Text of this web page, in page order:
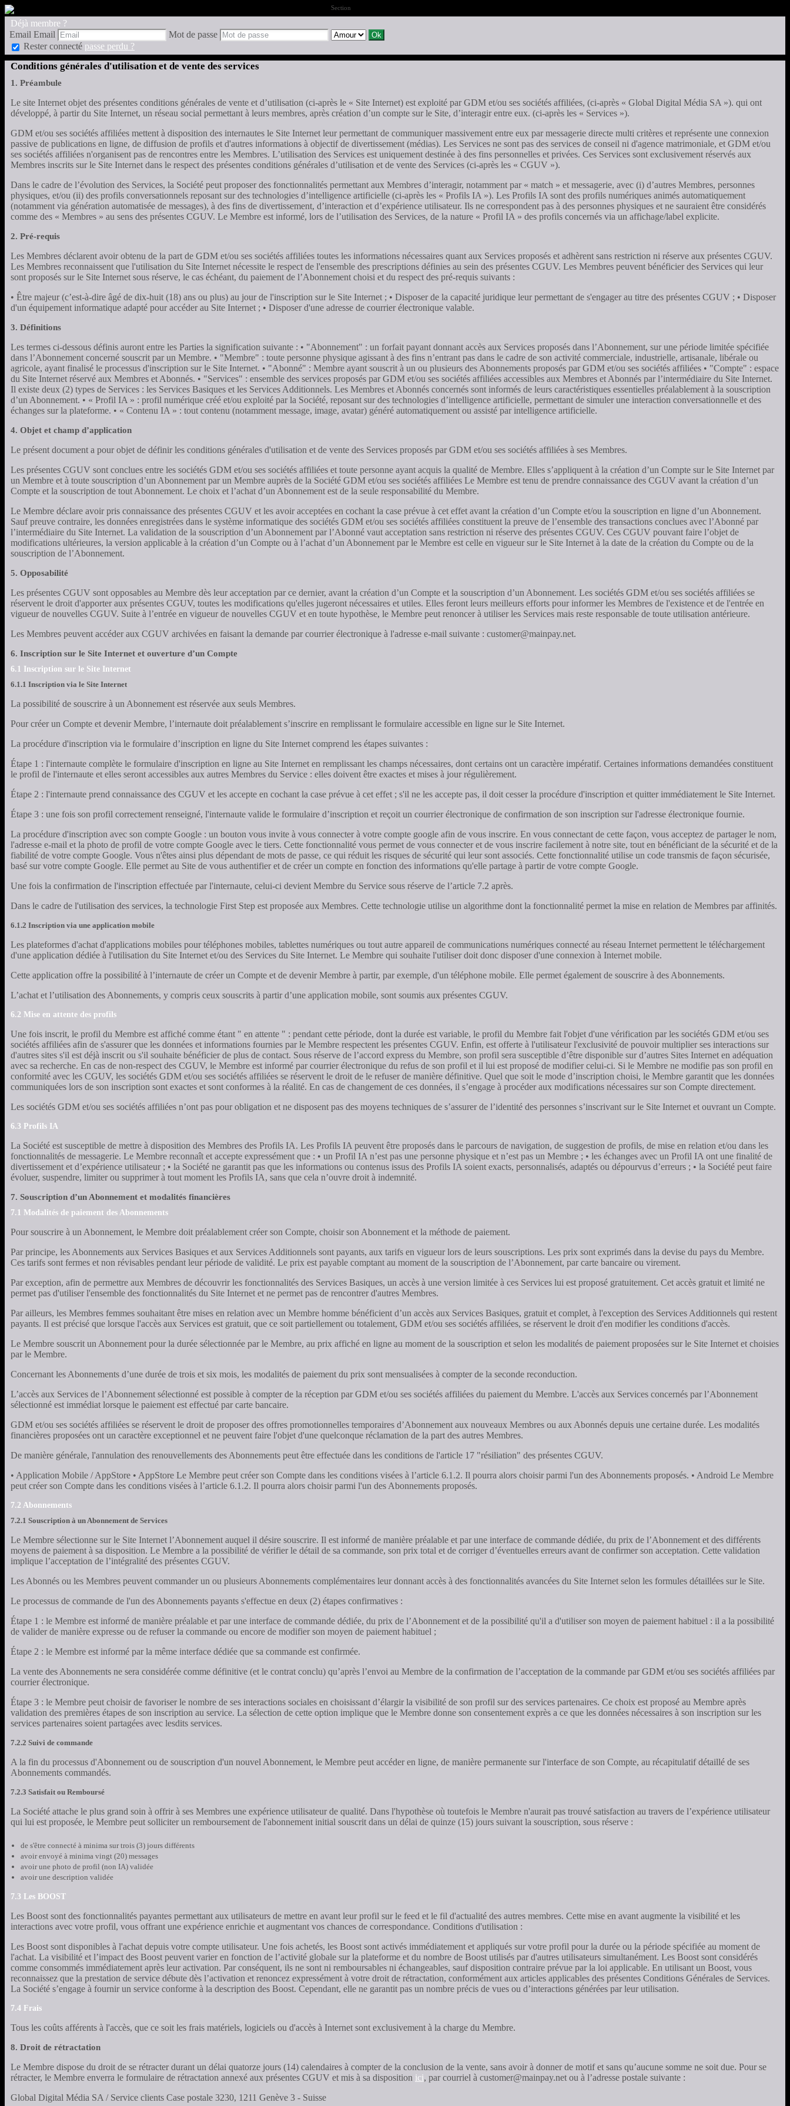
Déjà membre ?
Email Email Mot de passe
Section
Rester connecté passe perdu ?
Conditions générales d'utilisation et de vente des services
1. Préambule
Le site Internet objet des présentes conditions générales de vente et d’utilisation (ci-après le « Site Internet) est exploité par GDM et/ou ses sociétés affiliées, (ci-après « Global Digital Média SA »). qui ont
développé, à partir du Site Internet, un réseau social permettant à leurs membres, après création d’un compte sur le Site, d’interagir entre eux. (ci-après les « Services »).
GDM et/ou ses sociétés affiliées mettent à disposition des internautes le Site Internet leur permettant de communiquer massivement entre eux par messagerie directe multi critères et représente une connexion
passive de publications en ligne, de diffusion de profils et d'autres informations à objectif de divertissement (médias). Les Services ne sont pas des services de conseil ni d'agence matrimoniale, et GDM et/ou
ses sociétés affiliées n'organisent pas de rencontres entre les Membres. L’utilisation des Services est uniquement destinée à des fins personnelles et privées. Ces Services sont exclusivement réservés aux
Membres inscrits sur le Site Internet dans le respect des présentes conditions générales d’utilisation et de vente des Services (ci-après les « CGUV »).
Dans le cadre de l’évolution des Services, la Société peut proposer des fonctionnalités permettant aux Membres d’interagir, notamment par « match » et messagerie, avec (i) d’autres Membres, personnes
physiques, et/ou (ii) des profils conversationnels reposant sur des technologies d’intelligence artificielle (ci-après les « Profils IA »). Les Profils IA sont des profils numériques animés automatiquement
(notamment via génération automatisée de messages), à des fins de divertissement, d’interaction et d’expérience utilisateur. Ils ne correspondent pas à des personnes physiques et ne sauraient être considérés
comme des « Membres » au sens des présentes CGUV. Le Membre est informé, lors de l’utilisation des Services, de la nature « Profil IA » des profils concernés via un affichage/label explicite.
2. Pré-requis
Les Membres déclarent avoir obtenu de la part de GDM et/ou ses sociétés affiliées toutes les informations nécessaires quant aux Services proposés et adhèrent sans restriction ni réserve aux présentes CGUV.
Les Membres reconnaissent que l'utilisation du Site Internet nécessite le respect de l'ensemble des prescriptions définies au sein des présentes CGUV. Les Membres peuvent bénéficier des Services qui leur
sont proposés sur le Site Internet sous réserve, le cas échéant, du paiement de l’Abonnement choisi et du respect des pré-requis suivants :
• Être majeur (c’est-à-dire âgé de dix-huit (18) ans ou plus) au jour de l'inscription sur le Site Internet ; • Disposer de la capacité juridique leur permettant de s'engager au titre des présentes CGUV ; • Disposer
d'un équipement informatique adapté pour accéder au Site Internet ; • Disposer d'une adresse de courrier électronique valable.
3. Définitions
Les termes ci-dessous définis auront entre les Parties la signification suivante : • "Abonnement" : un forfait payant donnant accès aux Services proposés dans l’Abonnement, sur une période limitée spécifiée
dans l’Abonnement concerné souscrit par un Membre. • "Membre" : toute personne physique agissant à des fins n’entrant pas dans le cadre de son activité commerciale, industrielle, artisanale, libérale ou
agricole, ayant finalisé le processus d'inscription sur le Site Internet. • "Abonné" : Membre ayant souscrit à un ou plusieurs des Abonnements proposés par GDM et/ou ses sociétés affiliées • "Compte" : espace
du Site Internet réservé aux Membres et Abonnés. • "Services" : ensemble des services proposés par GDM et/ou ses sociétés affiliées accessibles aux Membres et Abonnés par l’intermédiaire du Site Internet.
Il existe deux (2) types de Services : les Services Basiques et les Services Additionnels. Les Membres et Abonnés concernés sont informés de leurs caractéristiques essentielles préalablement à la souscription
d’un Abonnement. • « Profil IA » : profil numérique créé et/ou exploité par la Société, reposant sur des technologies d’intelligence artificielle, permettant de simuler une interaction conversationnelle et des
échanges sur la plateforme. • « Contenu IA » : tout contenu (notamment message, image, avatar) généré automatiquement ou assisté par intelligence artificielle.
4. Objet et champ d’application
Le présent document a pour objet de définir les conditions générales d'utilisation et de vente des Services proposés par GDM et/ou ses sociétés affiliées à ses Membres.
Les présentes CGUV sont conclues entre les sociétés GDM et/ou ses sociétés affiliées et toute personne ayant acquis la qualité de Membre. Elles s’appliquent à la création d’un Compte sur le Site Internet par
un Membre et à toute souscription d’un Abonnement par un Membre auprès de la Société GDM et/ou ses sociétés affiliées Le Membre est tenu de prendre connaissance des CGUV avant la création d’un
Compte et la souscription de tout Abonnement. Le choix et l’achat d’un Abonnement est de la seule responsabilité du Membre.
Le Membre déclare avoir pris connaissance des présentes CGUV et les avoir acceptées en cochant la case prévue à cet effet avant la création d’un Compte et/ou la souscription en ligne d’un Abonnement.
Sauf preuve contraire, les données enregistrées dans le système informatique des sociétés GDM et/ou ses sociétés affiliées constituent la preuve de l’ensemble des transactions conclues avec l’Abonné par
l’intermédiaire du Site Internet. La validation de la souscription d’un Abonnement par l’Abonné vaut acceptation sans restriction ni réserve des présentes CGUV. Ces CGUV pouvant faire l’objet de
modifications ultérieures, la version applicable à la création d’un Compte ou à l’achat d’un Abonnement par le Membre est celle en vigueur sur le Site Internet à la date de la création du Compte ou de la
souscription de l’Abonnement.
5. Opposabilité
Les présentes CGUV sont opposables au Membre dès leur acceptation par ce dernier, avant la création d’un Compte et la souscription d’un Abonnement. Les sociétés GDM et/ou ses sociétés affiliées se
réservent le droit d'apporter aux présentes CGUV, toutes les modifications qu'elles jugeront nécessaires et utiles. Elles feront leurs meilleurs efforts pour informer les Membres de l'existence et de l'entrée en
vigueur de nouvelles CGUV. Suite à l’entrée en vigueur de nouvelles CGUV et en toute hypothèse, le Membre peut renoncer à utiliser les Services mais reste responsable de toute utilisation antérieure.
Les Membres peuvent accéder aux CGUV archivées en faisant la demande par courrier électronique à l'adresse e-mail suivante : customer@mainpay.net.
6. Inscription sur le Site Internet et ouverture d’un Compte
6.1 Inscription sur le Site Internet
6.1.1 Inscription via le Site Internet
La possibilité de souscrire à un Abonnement est réservée aux seuls Membres.
Pour créer un Compte et devenir Membre, l’internaute doit préalablement s’inscrire en remplissant le formulaire accessible en ligne sur le Site Internet.
La procédure d'inscription via le formulaire d’inscription en ligne du Site Internet comprend les étapes suivantes :
Étape 1 : l'internaute complète le formulaire d'inscription en ligne au Site Internet en remplissant les champs nécessaires, dont certains ont un caractère impératif. Certaines informations demandées constituent
le profil de l'internaute et elles seront accessibles aux autres Membres du Service : elles doivent être exactes et mises à jour régulièrement.
Étape 2 : l'internaute prend connaissance des CGUV et les accepte en cochant la case prévue à cet effet ; s'il ne les accepte pas, il doit cesser la procédure d'inscription et quitter immédiatement le Site Internet.
Étape 3 : une fois son profil correctement renseigné, l'internaute valide le formulaire d’inscription et reçoit un courrier électronique de confirmation de son inscription sur l'adresse électronique fournie.
La procédure d'inscription avec son compte Google : un bouton vous invite à vous connecter à votre compte google afin de vous inscrire. En vous connectant de cette façon, vous acceptez de partager le nom,
l'adresse e-mail et la photo de profil de votre compte Google avec le tiers. Cette fonctionnalité vous permet de vous connecter et de vous inscrire facilement à notre site, tout en bénéficiant de la sécurité et de la
fiabilité de votre compte Google. Vous n'êtes ainsi plus dépendant de mots de passe, ce qui réduit les risques de sécurité qui leur sont associés. Cette fonctionnalité utilise un code transmis de façon sécurisée,
basé sur votre compte Google. Elle permet au Site de vous authentifier et de créer un compte en fonction des informations qu'elle partage à partir de votre compte Google.
Une fois la confirmation de l'inscription effectuée par l'internaute, celui-ci devient Membre du Service sous réserve de l’article 7.2 après.
Dans le cadre de l'utilisation des services, la technologie First Step est proposée aux Membres. Cette technologie utilise un algorithme dont la fonctionnalité permet la mise en relation de Membres par affinités.
6.1.2 Inscription via une application mobile
Les plateformes d'achat d'applications mobiles pour téléphones mobiles, tablettes numériques ou tout autre appareil de communications numériques connecté au réseau Internet permettent le téléchargement
d'une application dédiée à l'utilisation du Site Internet et/ou des Services du Site Internet. Le Membre qui souhaite l'utiliser doit donc disposer d'une connexion à Internet mobile.
Cette application offre la possibilité à l’internaute de créer un Compte et de devenir Membre à partir, par exemple, d'un téléphone mobile. Elle permet également de souscrire à des Abonnements.
L’achat et l’utilisation des Abonnements, y compris ceux souscrits à partir d’une application mobile, sont soumis aux présentes CGUV.
6.2 Mise en attente des profils
Une fois inscrit, le profil du Membre est affiché comme étant " en attente " : pendant cette période, dont la durée est variable, le profil du Membre fait l'objet d'une vérification par les sociétés GDM et/ou ses
sociétés affiliées afin de s'assurer que les données et informations fournies par le Membre respectent les présentes CGUV. Enfin, est offerte à l'utilisateur l'exclusivité de pouvoir multiplier ses interactions sur
d'autres sites s'il est déjà inscrit ou s'il souhaite bénéficier de plus de contact. Sous réserve de l’accord express du Membre, son profil sera susceptible d’être disponible sur d’autres Sites Internet en adéquation
avec sa recherche. En cas de non-respect des CGUV, le Membre est informé par courrier électronique du refus de son profil et il lui est proposé de modifier celui-ci. Si le Membre ne modifie pas son profil en
conformité avec les CGUV, les sociétés GDM et/ou ses sociétés affiliées se réservent le droit de le refuser de manière définitive. Quel que soit le mode d’inscription choisi, le Membre garantit que les données
communiquées lors de son inscription sont exactes et sont conformes à la réalité. En cas de changement de ces données, il s’engage à procéder aux modifications nécessaires sur son Compte directement.
Les sociétés GDM et/ou ses sociétés affiliées n’ont pas pour obligation et ne disposent pas des moyens techniques de s’assurer de l’identité des personnes s’inscrivant sur le Site Internet et ouvrant un Compte.
6.3 Profils IA
La Société est susceptible de mettre à disposition des Membres des Profils IA. Les Profils IA peuvent être proposés dans le parcours de navigation, de suggestion de profils, de mise en relation et/ou dans les
fonctionnalités de messagerie. Le Membre reconnaît et accepte expressément que : • un Profil IA n’est pas une personne physique et n’est pas un Membre ; • les échanges avec un Profil IA ont une finalité de
divertissement et d’expérience utilisateur ; • la Société ne garantit pas que les informations ou contenus issus des Profils IA soient exacts, personnalisés, adaptés ou dépourvus d’erreurs ; • la Société peut faire
évoluer, suspendre, limiter ou supprimer à tout moment les Profils IA, sans que cela n’ouvre droit à indemnité.
7. Souscription d’un Abonnement et modalités financières
7.1 Modalités de paiement des Abonnements
Pour souscrire à un Abonnement, le Membre doit préalablement créer son Compte, choisir son Abonnement et la méthode de paiement.
Par principe, les Abonnements aux Services Basiques et aux Services Additionnels sont payants, aux tarifs en vigueur lors de leurs souscriptions. Les prix sont exprimés dans la devise du pays du Membre.
Ces tarifs sont fermes et non révisables pendant leur période de validité. Le prix est payable comptant au moment de la souscription de l’Abonnement, par carte bancaire ou virement.
Par exception, afin de permettre aux Membres de découvrir les fonctionnalités des Services Basiques, un accès à une version limitée à ces Services lui est proposé gratuitement. Cet accès gratuit et limité ne
permet pas d'utiliser l'ensemble des fonctionnalités du Site Internet et ne permet pas de rencontrer d'autres Membres.
Par ailleurs, les Membres femmes souhaitant être mises en relation avec un Membre homme bénéficient d’un accès aux Services Basiques, gratuit et complet, à l'exception des Services Additionnels qui restent
payants. Il est précisé que lorsque l'accès aux Services est gratuit, que ce soit partiellement ou totalement, GDM et/ou ses sociétés affiliées, se réservent le droit d'en modifier les conditions d'accès.
Le Membre souscrit un Abonnement pour la durée sélectionnée par le Membre, au prix affiché en ligne au moment de la souscription et selon les modalités de paiement proposées sur le Site Internet et choisies
par le Membre.
Concernant les Abonnements d’une durée de trois et six mois, les modalités de paiement du prix sont mensualisées à compter de la seconde reconduction.
L’accès aux Services de l’Abonnement sélectionné est possible à compter de la réception par GDM et/ou ses sociétés affiliées du paiement du Membre. L'accès aux Services concernés par l’Abonnement
sélectionné est immédiat lorsque le paiement est effectué par carte bancaire.
GDM et/ou ses sociétés affiliées se réservent le droit de proposer des offres promotionnelles temporaires d’Abonnement aux nouveaux Membres ou aux Abonnés depuis une certaine durée. Les modalités
financières proposées ont un caractère exceptionnel et ne peuvent faire l'objet d'une quelconque réclamation de la part des autres Membres.
De manière générale, l'annulation des renouvellements des Abonnements peut être effectuée dans les conditions de l'article 17 "résiliation" des présentes CGUV.
• Application Mobile / AppStore • AppStore Le Membre peut créer son Compte dans les conditions visées à l’article 6.1.2. Il pourra alors choisir parmi l'un des Abonnements proposés. • Android Le Membre
peut créer son Compte dans les conditions visées à l’article 6.1.2. Il pourra alors choisir parmi l'un des Abonnements proposés.
7.2 Abonnements
7.2.1 Souscription à un Abonnement de Services
Le Membre sélectionne sur le Site Internet l’Abonnement auquel il désire souscrire. Il est informé de manière préalable et par une interface de commande dédiée, du prix de l’Abonnement et des différents
moyens de paiement à sa disposition. Le Membre a la possibilité de vérifier le détail de sa commande, son prix total et de corriger d’éventuelles erreurs avant de confirmer son acceptation. Cette validation
implique l’acceptation de l’intégralité des présentes CGUV.
Les Abonnés ou les Membres peuvent commander un ou plusieurs Abonnements complémentaires leur donnant accès à des fonctionnalités avancées du Site Internet selon les formules détaillées sur le Site.
Le processus de commande de l'un des Abonnements payants s'effectue en deux (2) étapes confirmatives :
Étape 1 : le Membre est informé de manière préalable et par une interface de commande dédiée, du prix de l’Abonnement et de la possibilité qu'il a d'utiliser son moyen de paiement habituel : il a la possibilité
de valider de manière expresse ou de refuser la commande ou encore de modifier son moyen de paiement habituel ;
Étape 2 : le Membre est informé par la même interface dédiée que sa commande est confirmée.
La vente des Abonnements ne sera considérée comme définitive (et le contrat conclu) qu’après l’envoi au Membre de la confirmation de l’acceptation de la commande par GDM et/ou ses sociétés affiliées par
courrier électronique.
Étape 3 : le Membre peut choisir de favoriser le nombre de ses interactions sociales en choisissant d’élargir la visibilité de son profil sur des services partenaires. Ce choix est proposé au Membre après
validation des premières étapes de son inscription au service. La sélection de cette option implique que le Membre donne son consentement exprès a ce que les données nécessaires à son inscription sur les
services partenaires soient partagées avec lesdits services.
7.2.2 Suivi de commande
A la fin du processus d'Abonnement ou de souscription d'un nouvel Abonnement, le Membre peut accéder en ligne, de manière permanente sur l'interface de son Compte, au récapitulatif détaillé de ses
Abonnements commandés.
7.2.3 Satisfait ou Remboursé
La Société attache le plus grand soin à offrir à ses Membres une expérience utilisateur de qualité. Dans l'hypothèse où toutefois le Membre n'aurait pas trouvé satisfaction au travers de l’expérience utilisateur
qui lui est proposée, le Membre peut solliciter un remboursement de l'abonnement initial souscrit dans un délai de quinze (15) jours suivant la souscription, sous réserve :
de s'être connecté à minima sur trois (3) jours différents
avoir envoyé à minima vingt (20) messages
avoir une photo de profil (non IA) validée
avoir une description validée
7.3 Les BOOST
Les Boost sont des fonctionnalités payantes permettant aux utilisateurs de mettre en avant leur profil sur le feed et le fil d'actualité des autres membres. Cette mise en avant augmente la visibilité et les
interactions avec votre profil, vous offrant une expérience enrichie et augmentant vos chances de correspondance. Conditions d'utilisation :
Les Boost sont disponibles à l'achat depuis votre compte utilisateur. Une fois achetés, les Boost sont activés immédiatement et appliqués sur votre profil pour la durée ou la période spécifiée au moment de
l'achat. La visibilité et l’impact des Boost peuvent varier en fonction de l’activité globale sur la plateforme et du nombre de Boost utilisés par d'autres utilisateurs simultanément. Les Boost sont considérés
comme consommés immédiatement après leur activation. Par conséquent, ils ne sont ni remboursables ni échangeables, sauf disposition contraire prévue par la loi applicable. En utilisant un Boost, vous
reconnaissez que la prestation de service débute dès l’activation et renoncez expressément à votre droit de rétractation, conformément aux articles applicables des présentes Conditions Générales de Services.
La Société s’engage à fournir un service conforme à la description des Boost. Cependant, elle ne garantit pas un nombre précis de vues ou d’interactions générées par leur utilisation.
7.4 Frais
Tous les coûts afférents à l'accès, que ce soit les frais matériels, logiciels ou d'accès à Internet sont exclusivement à la charge du Membre.
8. Droit de rétractation
Le Membre dispose du droit de se rétracter durant un délai quatorze jours (14) calendaires à compter de la conclusion de la vente, sans avoir à donner de motif et sans qu’aucune somme ne soit due. Pour se
rétracter, le Membre enverra le formulaire de rétractation annexé aux présentes CGUV et mis à sa disposition ici, par courriel à customer@mainpay.net ou à l’adresse postale suivante :
Global Digital Média SA / Service clients Case postale 3230, 1211 Genève 3 - Suisse